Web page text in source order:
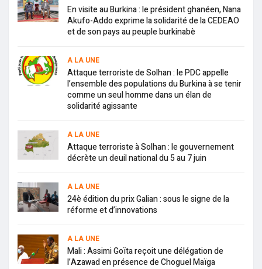
En visite au Burkina : le président ghanéen, Nana
Akufo-Addo exprime la solidarité de la CEDEAO
et de son pays au peuple burkinabè
A LA UNE
Attaque terroriste de Solhan : le PDC appelle
l’ensemble des populations du Burkina à se tenir
comme un seul homme dans un élan de
solidarité agissante
A LA UNE
Attaque terroriste à Solhan : le gouvernement
décrète un deuil national du 5 au 7 juin
A LA UNE
24è édition du prix Galian : sous le signe de la
réforme et d’innovations
A LA UNE
Mali : Assimi Goïta reçoit une délégation de
l’Azawad en présence de Choguel Maïga